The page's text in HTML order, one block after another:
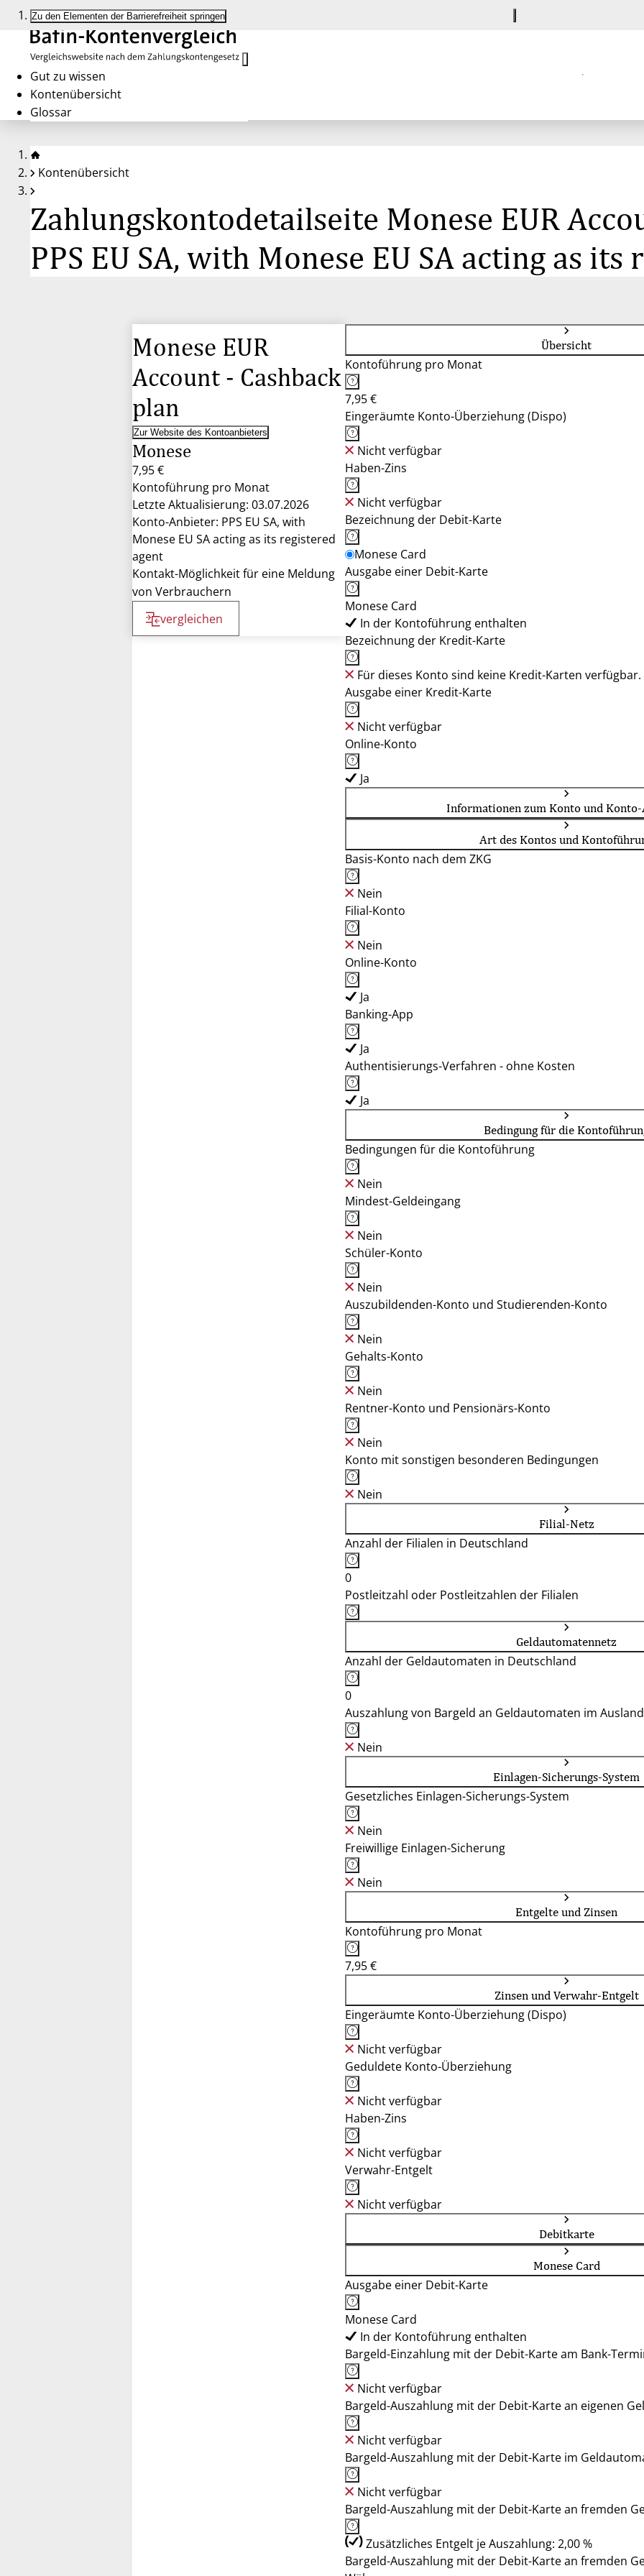
Zu den Elementen der Barrierefreiheit springen
Gut zu wissen
Kontenübersicht
Glossar
Kontenübersicht
Zahlungskontodetailseite Monese EUR
PPS EU SA, with Monese EU SA acting as
Monese EUR
Account - Cashback
plan
Zur Website des Kontoanbieters
Monese
7,95 €
Kontoführung pro Monat
Letzte Aktualisierung: 03.07.2026
Konto-Anbieter: PPS EU SA, with
Monese EU SA acting as its registered
agent
Kontakt-Möglichkeit für eine Meldung
von Verbrauchern
vergleichen
Übersicht
Kontoführung pro Monat
7,95 €
Eingeräumte Konto-Überziehung (Dispo)
Nicht verfügbar
Haben-Zins
Nicht verfügbar
Bezeichnung der Debit-Karte
Monese Card
Ausgabe einer Debit-Karte
Monese Card
In der Kontoführung enthalten
Bezeichnung der Kredit-Karte
Für dieses Konto sind keine Kredit-Karten verfügbar.
Ausgabe einer Kredit-Karte
Nicht verfügbar
Online-Konto
Ja
Informationen zum Konto und
Art des Kontos und
Basis-Konto nach dem ZKG
Nein
Filial-Konto
Nein
Online-Konto
Ja
Banking-App
Ja
Authentisierungs-Verfahren - ohne Kosten
Ja
Bedingung für die
Bedingungen für die Kontoführung
Nein
Mindest-Geldeingang
Nein
Schüler-Konto
Nein
Auszubildenden-Konto und Studierenden-Konto
Nein
Gehalts-Konto
Nein
Rentner-Konto und Pensionärs-Konto
Nein
Konto mit sonstigen besonderen Bedingungen
Nein
Filial-Netz
Anzahl der Filialen in Deutschland
0
Postleitzahl oder Postleitzahlen der Filialen
Geldautomatennetz
Anzahl der Geldautomaten in Deutschland
0
Auszahlung von Bargeld an Geldautomaten im
Nein
Einlagen-Sicherungs-System
Gesetzliches Einlagen-Sicherungs-System
Nein
Freiwillige Einlagen-Sicherung
Nein
Entgelte und Zinsen
Kontoführung pro Monat
7,95 €
Zinsen und Verwahr-Entgelt
Eingeräumte Konto-Überziehung (Dispo)
Nicht verfügbar
Geduldete Konto-Überziehung
Nicht verfügbar
Haben-Zins
Nicht verfügbar
Verwahr-Entgelt
Nicht verfügbar
Debitkarte
Monese Card
Ausgabe einer Debit-Karte
Monese Card
In der Kontoführung enthalten
Bargeld-Einzahlung mit der Debit-Karte am Bank-
Nicht verfügbar
Bargeld-Auszahlung mit der Debit-Karte an eigenen
Nicht verfügbar
Bargeld-Auszahlung mit der Debit-Karte im
Nicht verfügbar
Bargeld-Auszahlung mit der Debit-Karte an fremden
Zusätzliches Entgelt je Auszahlung: 2,00 %
Bargeld-Auszahlung mit der Debit-Karte an fremden